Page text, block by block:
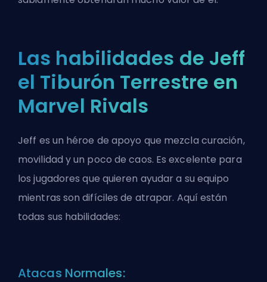
Las habilidades de Jeff
el Tiburón Terrestre en
Marvel Rivals
Jeff es un héroe de apoyo que mezcla curación,
movilidad y un poco de caos. Es excelente para
los jugadores que quieren ayudar a su equipo
mientras son difíciles de atrapar. Aquí están
todas sus habilidades:
Atacas Normales: